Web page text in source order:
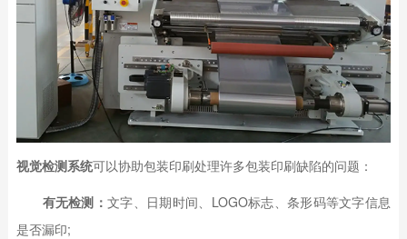
视觉检测系统可以协助包装印刷处理许多包装印刷缺陷的问题：
有无检测：文字、日期时间、LOGO标志、条形码等文字信息
是否漏印;